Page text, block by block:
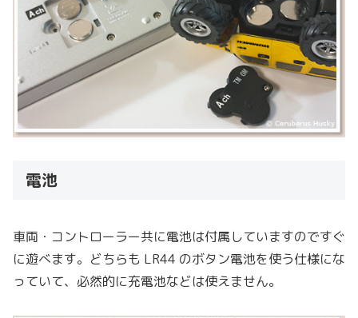
電池
車両・コントローラー共に電池は付属していますのですぐ
に遊べます。どちらも LR44 のボタン電池を使う仕様にな
っていて、必然的に充電池などは使えません。